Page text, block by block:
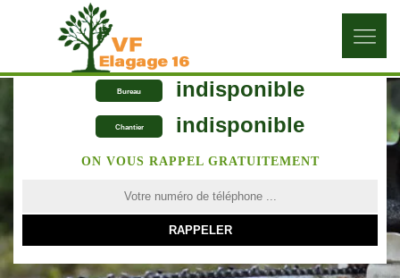
Bureau indisponible
Chantier indisponible
ON VOUS RAPPEL GRATUITEMENT